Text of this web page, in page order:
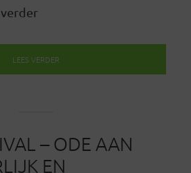
verder
LEES VERDER
– ODE AAN
EN